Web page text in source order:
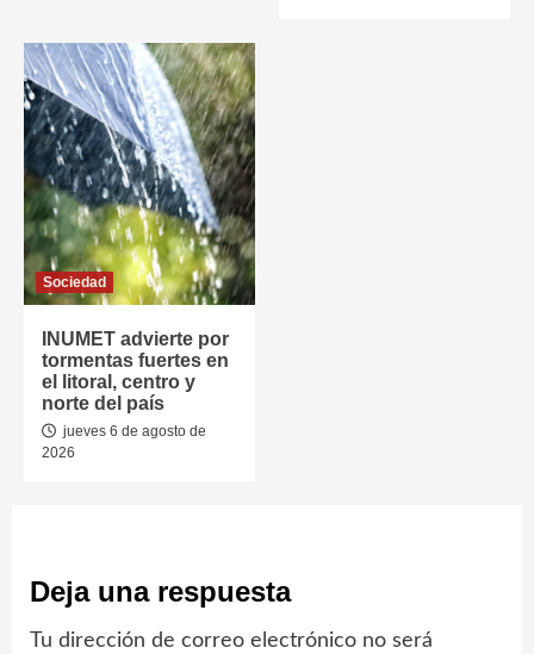
Sociedad
INUMET advierte por
tormentas fuertes en
el litoral, centro y
norte del país
jueves 6 de agosto de
2026
Deja una respuesta
Tu dirección de correo electrónico no será